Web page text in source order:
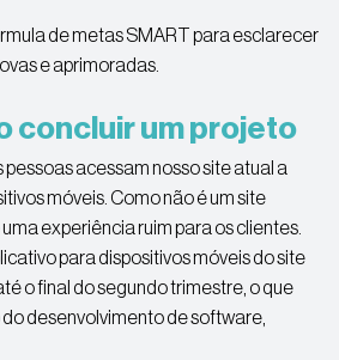
de metas SMART para esclarecer
e aprimoradas.
concluir um projeto
pessoas acessam nosso site atual a
móveis. Como não é um site
experiência ruim para os clientes.
para dispositivos móveis do site
o final do segundo trimestre, o que
desenvolvimento de software,